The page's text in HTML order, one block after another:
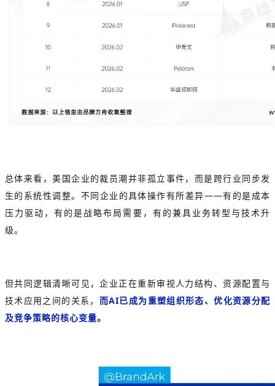
总体来看，美国企业的裁员潮并非孤立事件， 而是跨行业同步发
生的系统性调整。 不同企业的具体操作有所差异——有的是成本
压力驱动，有的是战略布局需要，有的兼具业务转型与技术升
级。
但共同逻辑清晰可见，企业正在重新审视人力结构、资源配置与
技术应用之间的关系， 而AI已成为重塑组织形态、优化资源分配
及竞争策略的核心变量。